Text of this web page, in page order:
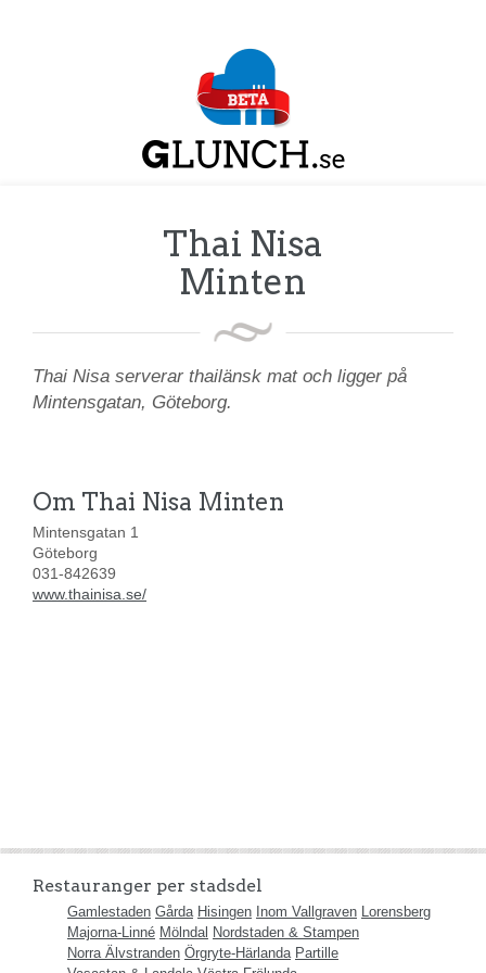
Thai Nisa
Minten
Thai Nisa serverar thailänsk mat och ligger på
Mintensgatan, Göteborg.
Om Thai Nisa Minten
Mintensgatan 1
Göteborg
031-842639
www.thainisa.se/
Restauranger per stadsdel
Gamlestaden Gårda Hisingen Inom Vallgraven Lorensberg
Majorna-Linné Mölndal Nordstaden & Stampen
Norra Älvstranden Örgryte-Härlanda Partille